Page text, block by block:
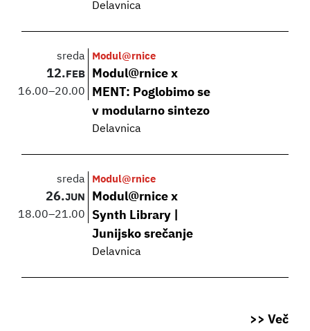
Delavnica
sreda
12. FEB
16.00–20.00
Modul@rnice
Modul@rnice x
MENT: Poglobimo se
v modularno sintezo
Delavnica
sreda
26.JUN
18.00–21.00
Modul@rnice
Modul@rnice x
Synth Library |
Junijsko srečanje
Delavnica
>> Več